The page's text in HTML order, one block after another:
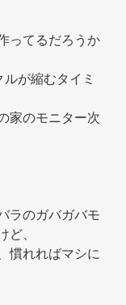
ってるだろうか
が縮むタイミ
家のモニター次
ラのガバガバモ
ど、
慣れればマシに